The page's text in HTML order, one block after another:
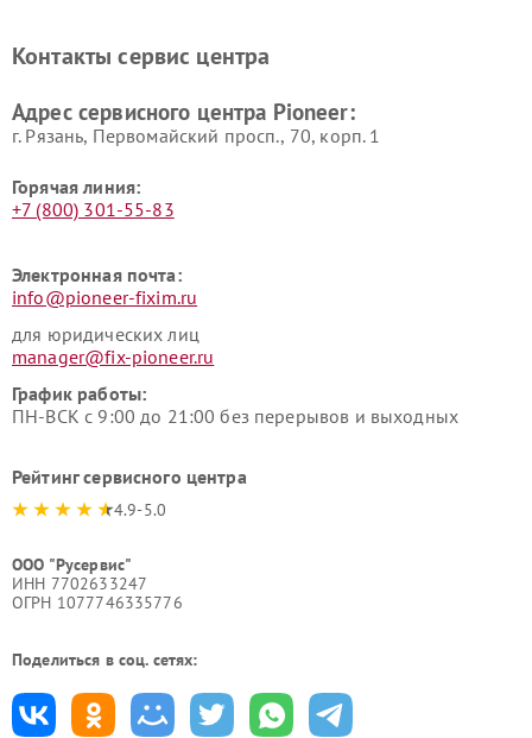
Контакты сервис центра
Адрес сервисного центра Pioneer:
г. Рязань, Первомайский просп., 70, корп. 1
Горячая линия:
+7 (800) 301-55-83
Электронная почта:
info@pioneer-fixim.ru
для юридических лиц
manager@fix-pioneer.ru
График работы:
ПН-ВСК с 9:00 до 21:00 без перерывов и выходных
Рейтинг сервисного центра
4.9-5.0
ООО "Русервис"
ИНН 7702633247
ОГРН 1077746335776
Поделиться в соц. сетях: